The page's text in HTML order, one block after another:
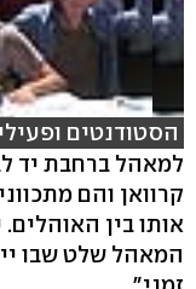
הסטודנטים
אסי כהן ודרור
למאהל ברחבת יד
קרוואן והם
אותו בין